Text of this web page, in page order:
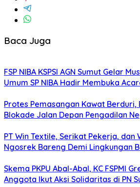
Baca Juga
FSP NIBA KSPSI AGN Sumut Gelar
Umum SP NIBA Hadir Membuka
Protes Pemasangan Kawat Berduri,
Blokade Jalan Depan Pengadilan
PT Win Textile, Serikat Pekerja, dan
Ngosrek Bareng Demi Lingkungan
Skema PKPU Abal-Abal, KC FSPMI
Anggota Ikut Aksi Solidaritas di PN